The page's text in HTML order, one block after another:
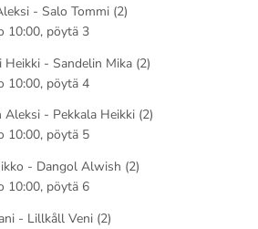
- Salo Tommi (2)
10:00, pöytä 3
- Sandelin Mika (2)
10:00, pöytä 4
- Pekkala Heikki (2)
10:00, pöytä 5
- Dangol Alwish (2)
10:00, pöytä 6
- Lillkåll Veni (2)